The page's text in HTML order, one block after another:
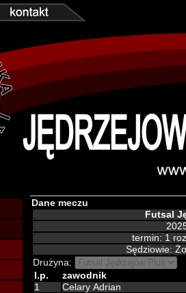
Dane meczu
Futsal
termin: 1
Sędziowie:
Drużyna:
l.p.
zawodnik
1
Celary Adrian